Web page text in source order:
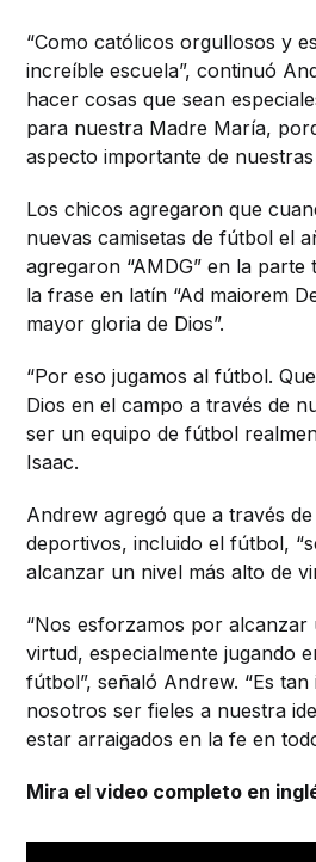
“Como católicos orgullosos y
increíble escuela”, continuó
hacer cosas que sean
para nuestra Madre María,
aspecto importante de nuestras
Los chicos agregaron que
nuevas camisetas de fútbol el
agregaron “AMDG” en la parte
la frase en latín “Ad maiorem
mayor gloria de Dios”.
“Por eso jugamos al fútbol.
Dios en el campo a través de
ser un equipo de fútbol
Isaac.
Andrew agregó que a través
deportivos, incluido el fútbol,
alcanzar un nivel más alto de
“Nos esforzamos por alcanzar
virtud, especialmente jugando
fútbol”, señaló Andrew. “Es
nosotros ser fieles a nuestra
estar arraigados en la fe en
Mira el video completo en